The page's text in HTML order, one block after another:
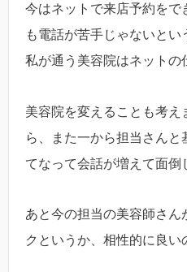
今はネットで来店予約をで
も電話が苦手じゃないとい
私が通う美容院はネットの
美容院を変えることも考え
ら、また一から担当さん
てなって会話が増えて面倒
あと今の担当の美容師さん
クというか、相性的に良い